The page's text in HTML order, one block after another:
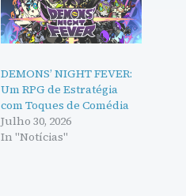
DEMONS’ NIGHT FEVER:
Um RPG de Estratégia
com Toques de Comédia
Julho 30, 2026
In "Notícias"